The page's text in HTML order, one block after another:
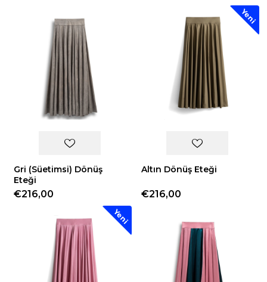
Gri (Süetimsi) Dönüş
Eteği
€216,00
Yeni
Altın Dönüş Eteği
€216,00
Yeni